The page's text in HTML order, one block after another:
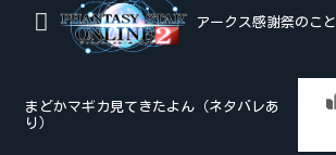
アークス感謝祭のこと
まどかマギカ見てきたよん（ネタバレあ
り）